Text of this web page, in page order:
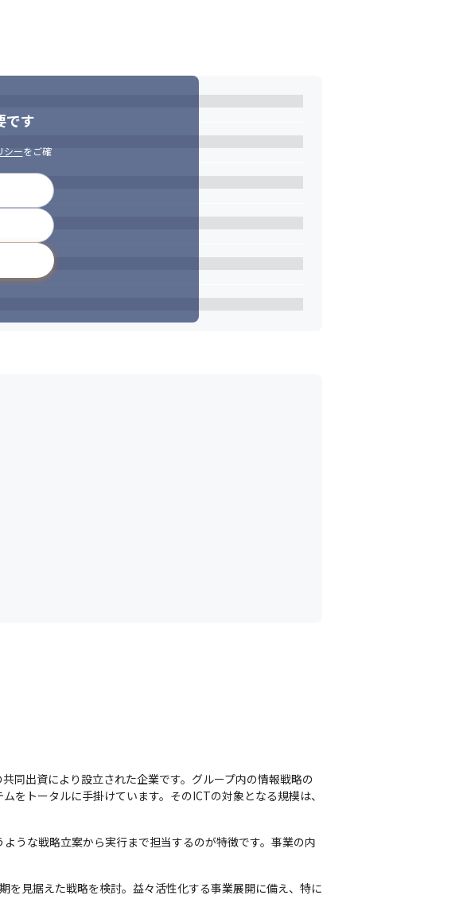
です
シーをご確
同出資により設立された企業です。グループ内の情報戦略の
をトータルに手掛けています。そのICTの対象となる規模は、
うな戦略立案から実行まで担当するのが特徴です。事業の内
を見据えた戦略を検討。益々活性化する事業展開に備え、特に